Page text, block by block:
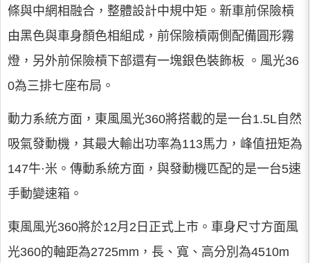
條與中網相融合，整體設計中規中矩。新車前保險槓
由黑色與車身顏色相組成，前保險槓兩側配備圓形霧
燈，另外前保險槓下部還有一塊銀色裝飾板 。風光36
0為三排七座布局。
動力系統方面，東風風光360將搭載的是一台1.5L自然
吸氣發動機，其最大輸出功率為113馬力，峰值扭矩為
147牛·米。傳動系統方面，與發動機匹配的是一台5速
手動變速箱。
東風風光360將於12月2日正式上市。車身尺寸方面風
光360的軸距為2725mm，長、寬、高分別為4510m